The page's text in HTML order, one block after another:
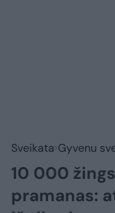
Sveikata Gyvenu
10 000
pramanas: